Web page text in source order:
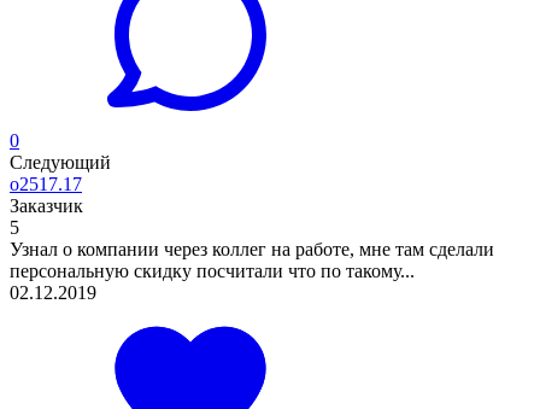
0
Следующий
o2517.17
Заказчик
5
Узнал о компании через коллег на работе, мне там сделали
персональную скидку посчитали что по такому...
02.12.2019